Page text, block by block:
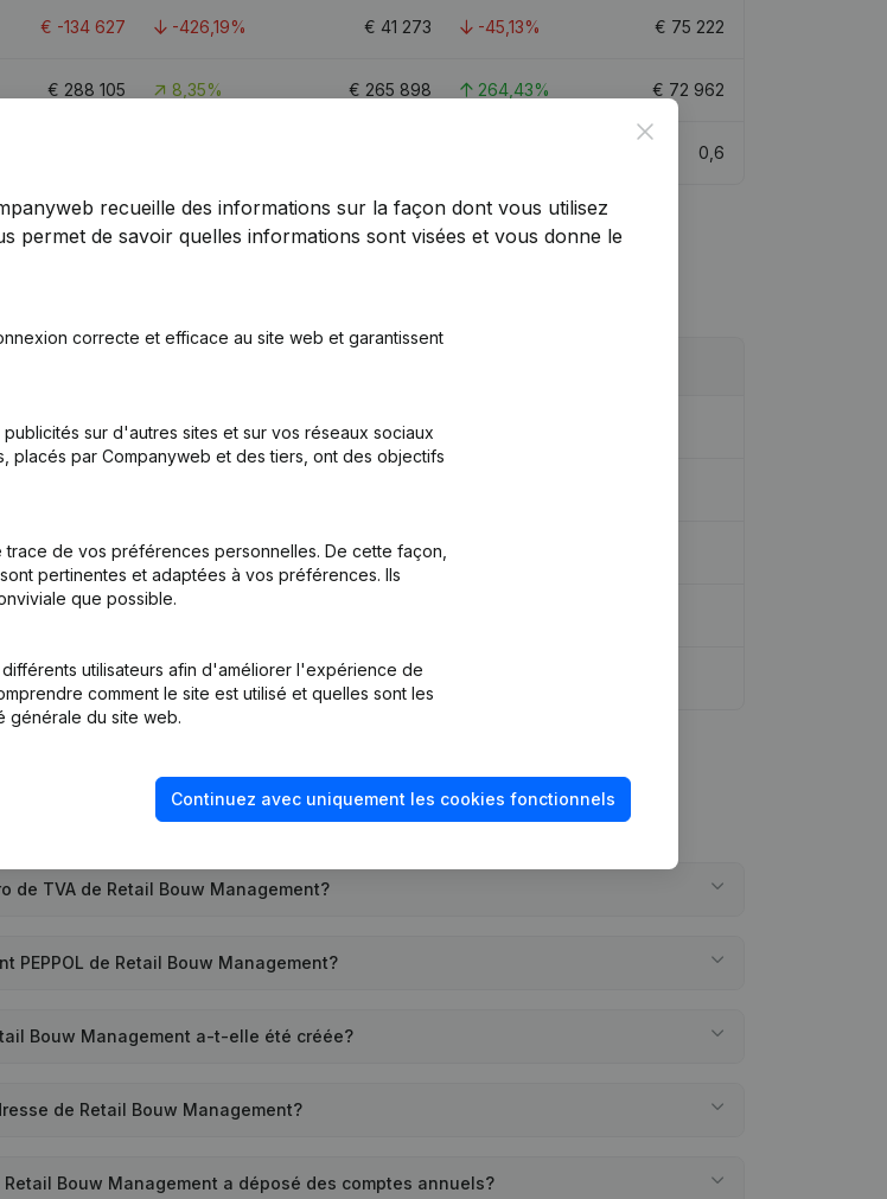
€ -134 627 -426,19% € 41 273 -45,13% € 75 222
€ 288 105 8,35% € 265 898 264,43% € 72 962
0,6
…) - Modification Forme Juridique - Demissions - Nominations
de TVA de Retail Bouw Management?
PEPPOL de Retail Bouw Management?
Bouw Management a-t-elle été créée?
de Retail Bouw Management?
Bouw Management a déposé des comptes annuels?
Close
recueille des informations sur la façon dont vous utilisez
permet de savoir quelles informations sont visées et vous donne le
correcte et efficace au site web et garantissent
sur d'autres sites et sur vos réseaux sociaux
placés par Companyweb et des tiers, ont des objectifs
de vos préférences personnelles. De cette façon,
pertinentes et adaptées à vos préférences. Ils
que possible.
utilisateurs afin d'améliorer l'expérience de
comment le site est utilisé et quelles sont les
générale du site web.
Continuez avec uniquement les cookies fonctionnels